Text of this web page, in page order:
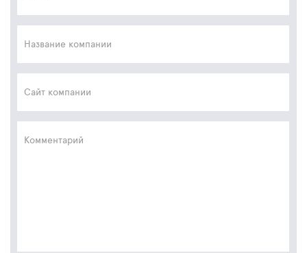
Название компании
Сайт компании
Комментарий